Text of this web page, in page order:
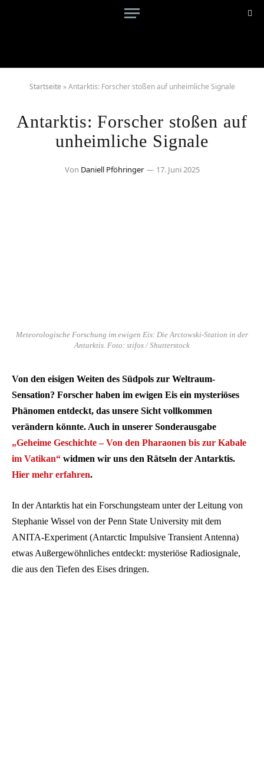
Startseite »Antarktis: Forscher stoßen auf unheimliche Signale
Antarktis: Forscher stoßen auf
unheimliche Signale
Von Daniell Pföhringer 17. Juni 2025
Meteorologische Forschung im ewigen Eis: Die Arctowski-Station in der
Antarktis. Foto: stifos / Shutterstock
Von den eisigen Weiten des Südpols zur Weltraum-
Sensation? Forscher haben im ewigen Eis ein mysteriöses
Phänomen entdeckt, das unsere Sicht vollkommen
verändern könnte. Auch in unserer Sonderausgabe
„Geheime Geschichte – Von den Pharaonen bis zur Kabale
im Vatikan“ widmen wir uns den Rätseln der Antarktis.
Hier mehr erfahren.
In der Antarktis hat ein Forschungsteam unter der Leitung von
Stephanie Wissel von der Penn State University mit dem
ANITA-Experiment (Antarctic Impulsive Transient Antenna)
etwas Außergewöhnliches entdeckt: mysteriöse Radiosignale,
die aus den Tiefen des Eises dringen.